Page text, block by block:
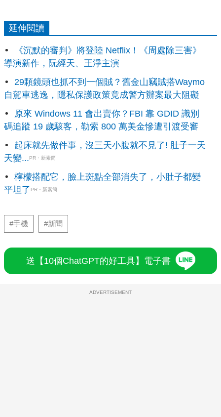
延伸閱讀
《沉默的審判》將登陸 Netflix！《周處除三害》
導演新作，阮經天、王淨主演
29顆鏡頭也抓不到一個賊？舊金山竊賊搭Waymo
自駕車逃逸，隱私保護政策竟成警方辦案最大阻礙
原來 Windows 11 會出賣你？FBI 靠 GDID 識別
碼追蹤 19 歲駭客，勒索 800 萬美金慘遭引渡受審
起床就先做件事，沒三天小腹就不見了! 肚子一天
天變...PR・新素簡
檸檬搭配它，臉上斑點全部消失了，小肚子都變
平坦了 PR・新素簡
#手機 #新聞
送【10個ChatGPT的好工具】電子書
ADVERTISEMENT